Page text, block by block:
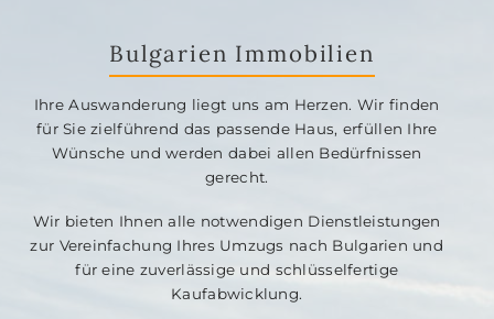
Bulgarien Immobilien
Ihre Auswanderung liegt uns am Herzen. Wir finden
für Sie zielführend das passende Haus, erfüllen Ihre
Wünsche und werden dabei allen Bedürfnissen
gerecht.
Wir bieten Ihnen alle notwendigen Dienstleistungen
zur Vereinfachung Ihres Umzugs nach Bulgarien und
für eine zuverlässige und schlüsselfertige
Kaufabwicklung.